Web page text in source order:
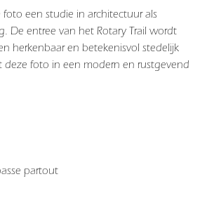
foto een studie in architectuur als
De entree van het Rotary Trail wordt
herkenbaar en betekenisvol stedelijk
deze foto in een modern en rustgevend
partout